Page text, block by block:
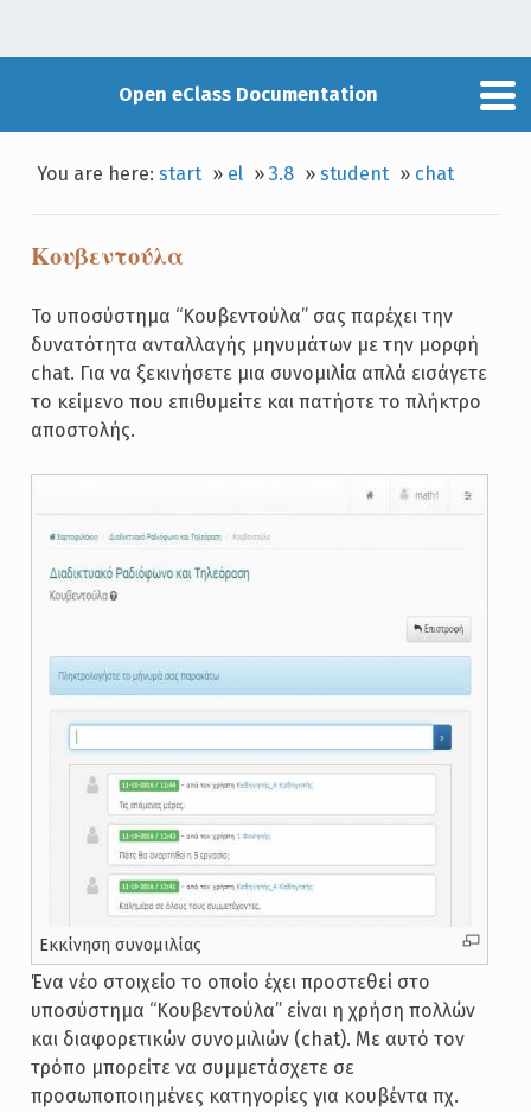
Open eClass Documentation
You are here:start » el »3.8 »student » chat
Κουβεντούλα
Το υποσύστημα “Κουβεντούλα” σας παρέχει την
δυνατότητα ανταλλαγής μηνυμάτων με την μορφή
chat. Για να ξεκινήσετε μια συνομιλία απλά εισάγετε
το κείμενο που επιθυμείτε και πατήστε το πλήκτρο
αποστολής.
Εκκίνηση συνομιλίας
Ένα νέο στοιχείο το οποίο έχει προστεθεί στο
υποσύστημα “Κουβεντούλα” είναι η χρήση πολλών
και διαφορετικών συνομιλιών (chat). Με αυτό τον
τρόπο μπορείτε να συμμετάσχετε σε
προσωποποιημένες κατηγορίες για κουβέντα πχ.